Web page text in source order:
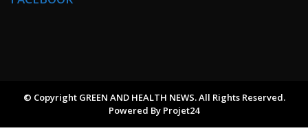
© Copyright GREEN AND HEALTH NEWS. All Rights Reserved.
Powered By Projet24